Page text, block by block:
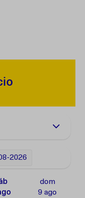
2026
dom
9 ago